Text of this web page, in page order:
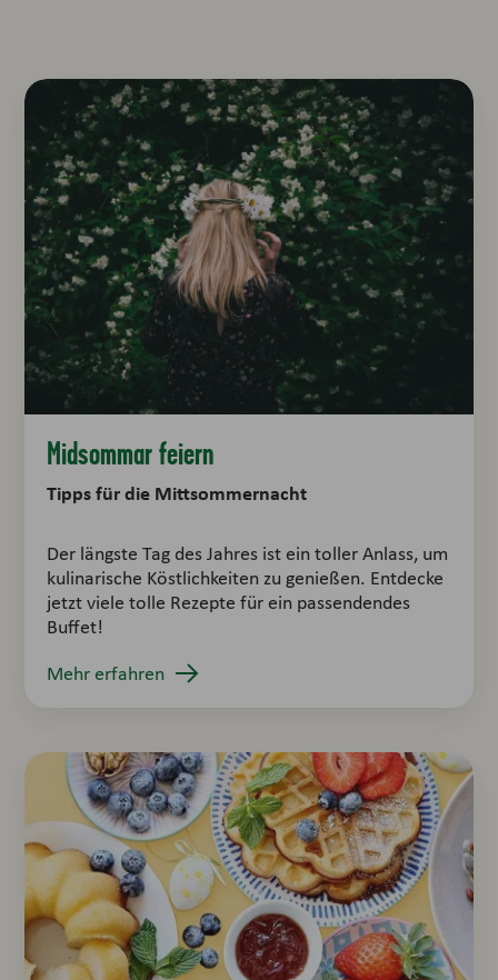
Midsommar feiern
Tipps für die Mittsommernacht
Der längste Tag des Jahres ist ein toller Anlass, um
kulinarische Köstlichkeiten zu genießen. Entdecke
jetzt viele tolle Rezepte für ein passendendes
Buffet!
Mehr erfahren